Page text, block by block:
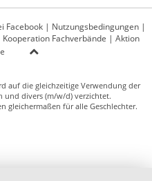
Facebook | Nutzungsbedingungen |
Kooperation Fachverbände | Aktion
auf die gleichzeitige Verwendung der
und divers (m/w/d) verzichtet.
gleichermaßen für alle Geschlechter.